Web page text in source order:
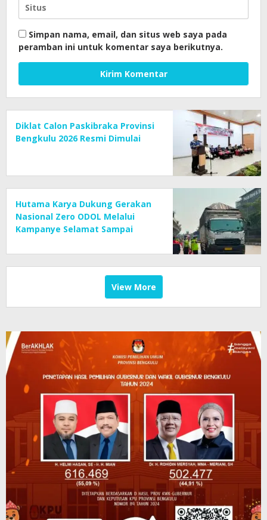
Simpan nama, email, dan situs web saya pada
peramban ini untuk komentar saya berikutnya.
Diklat Calon Paskibraka Provinsi
Bengkulu 2026 Resmi Dimulai
Hutama Karya Dukung Gerakan
Nasional Zero ODOL Melalui
Kampanye Selamat Sampai
View More